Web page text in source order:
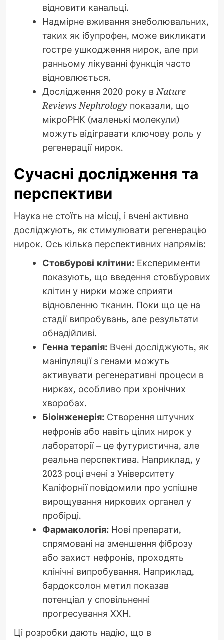
відновити канальці.
Надмірне вживання знеболювальних,
таких як ібупрофен, може викликати
гостре ушкодження нирок, але при
ранньому лікуванні функція часто
відновлюється.
Дослідження 2020 року вNature
Reviews Nephrology показали, що
мікроРНК (маленькі молекули)
можуть відігравати ключову роль у
регенерації нирок.
Сучасні дослідження та
перспективи
Наука не стоїть на місці, і вчені активно
досліджують, як стимулювати регенерацію
нирок. Ось кілька перспективних напрямів:
Стовбурові клітини:Експерименти
показують, що введення стовбурових
клітин у нирки може сприяти
відновленню тканин. Поки що це на
стадії випробувань, але результати
обнадійливі.
Генна терапія:Вчені досліджують, як
маніпуляції з генами можуть
активувати регенеративні процеси в
нирках, особливо при хронічних
хворобах.
Біоінженерія:Створення штучних
нефронів або навіть цілих нирок у
лабораторії – це футуристична, але
реальна перспектива. Наприклад, у
2023 році вчені з Університету
Каліфорнії повідомили про успішне
вирощування ниркових органел у
пробірці.
Фармакологія:Нові препарати,
спрямовані на зменшення фіброзу
або захист нефронів, проходять
клінічні випробування. Наприклад,
бардоксолон метил показав
потенціал у сповільненні
прогресування ХХН.
Ці розробки дають надію, що в